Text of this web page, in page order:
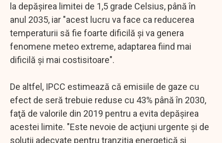
la depăşirea limitei de 1,5 grade Celsius, până în
anul 2035, iar "acest lucru va face ca reducerea
temperaturii să fie foarte dificilă şi va genera
fenomene meteo extreme, adaptarea fiind mai
dificilă şi mai costisitoare".
De altfel, IPCC estimează că emisiile de gaze cu
efect de seră trebuie reduse cu 43% până în 2030,
faţă de valorile din 2019 pentru a evita depăşirea
acestei limite. "Este nevoie de acţiuni urgente şi de
soluţii adecvate pentru tranziţia energetică şi